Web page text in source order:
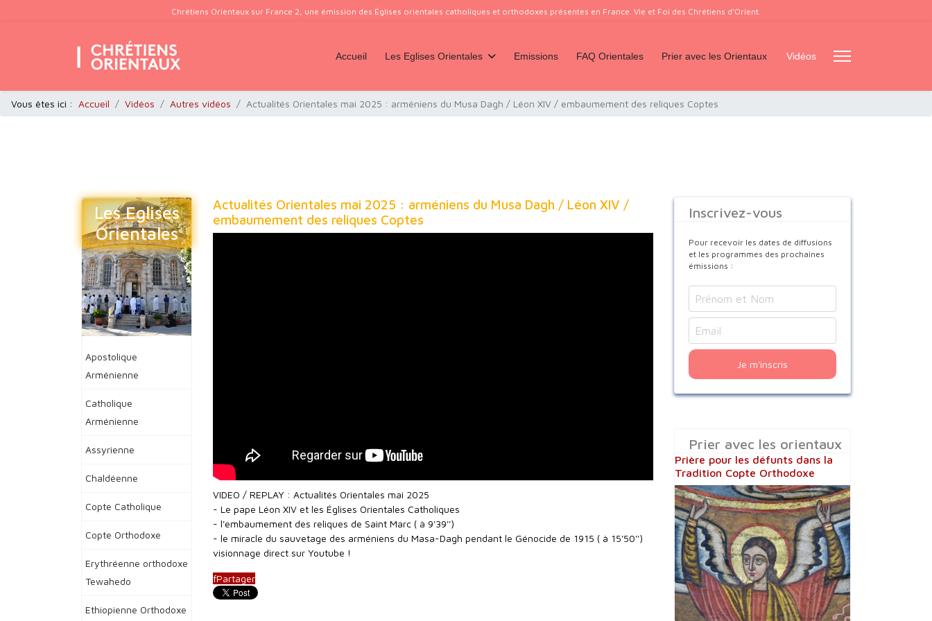
Chrétiens Orientaux sur France 2, une émission des Églises orientales catholiques et orthodoxes présentes en France. Vie et Foi des Chrétiens d’Orient.
Accueil Les Eglises Orientales Emissions FAQ Orientales Prier avec les Orientaux Vidéos
Vous êtes ici : Accueil Vidéos Autres vidéos Actualités Orientales mai 2025 : arméniens du Musa Dagh / Léon XIV / embaumement des reliques Coptes
Les Eglises
Orientales
Apostolique
Arménienne
Catholique
Arménienne
Assyrienne
Chaldéenne
Copte Catholique
Copte Orthodoxe
Erythréenne orthodoxe
Tewahedo
Ethiopienne Orthodoxe
Actualités Orientales mai 2025 : arméniens du Musa Dagh / Léon XIV /
embaumement des reliques Coptes
VIDEO / REPLAY : Actualités Orientales mai 2025
- Le pape Léon XIV et les Églises Orientales Catholiques
- l'embaumement des reliques de Saint Marc ( à 9'39'')
- le miracle du sauvetage des arméniens du Masa-Dagh pendant le Génocide de 1915 ( à 15'50'')
visionnage direct sur Youtube !
fPartager
Inscrivez-vous
Pour recevoir les dates de diffusions
et les programmes des prochaines
émissions :
Je m'inscris
Prier avec les orientaux
Prière pour les défunts dans la
Tradition Copte Orthodoxe